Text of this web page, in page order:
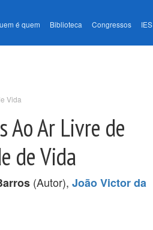
é quem Biblioteca Congressos IES
Vida
Ao Ar Livre de
de Vida
(Autor), João Victor da